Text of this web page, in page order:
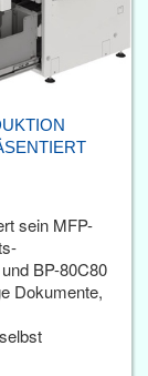
sein MFP-
BP-80C80
Dokumente,